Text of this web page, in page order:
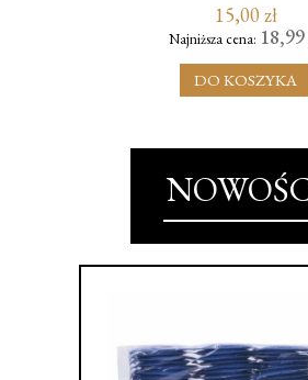
15,00 zł
Najniższa cena: 18,99
DO KOSZYKA